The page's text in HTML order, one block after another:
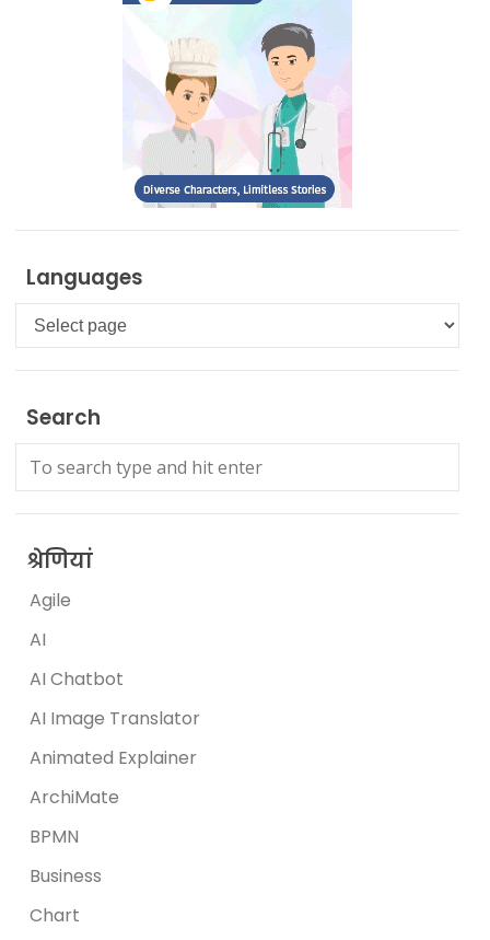
Languages
Languages
Search
श्रेणियां
Agile
AI
AI Chatbot
AI Image Translator
Animated Explainer
ArchiMate
BPMN
Business
Chart